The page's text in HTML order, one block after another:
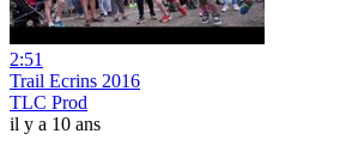
2:51
Trail Ecrins 2016
TLC Prod
il y a 10 ans